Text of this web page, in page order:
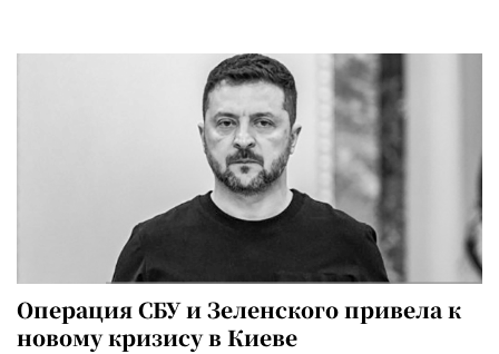
Операция СБУ и Зеленского привела к
новому кризису в Киеве